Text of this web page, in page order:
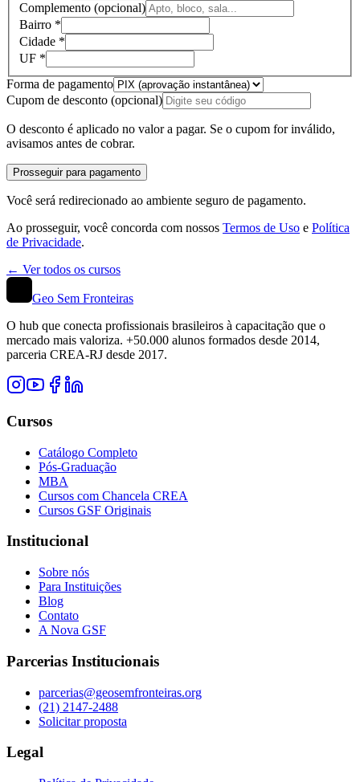
Complemento (opcional)
Bairro *
Cidade *
UF *
Forma de pagamento
Cupom de desconto (opcional)
O desconto é aplicado no valor a pagar. Se o cupom for inválido,
avisamos antes de cobrar.
Prosseguir para pagamento
Você será redirecionado ao ambiente seguro de pagamento.
Ao prosseguir, você concorda com nossos Termos de Uso e Política
de Privacidade.
← Ver todos os cursos
Geo Sem Fronteiras
O hub que conecta profissionais brasileiros à capacitação que o
mercado mais valoriza. +50.000 alunos formados desde 2014,
parceria CREA-RJ desde 2017.
Cursos
Catálogo Completo
Pós-Graduação
MBA
Cursos com Chancela CREA
Cursos GSF Originais
Institucional
Sobre nós
Para Instituições
Blog
Contato
A Nova GSF
Parcerias Institucionais
parcerias@geosemfronteiras.org
(21) 2147-2488
Solicitar proposta
Legal